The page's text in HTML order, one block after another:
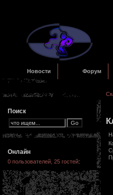
Новости Форум
Поиск
Онлайн
0 пользователей, 25 гостей: